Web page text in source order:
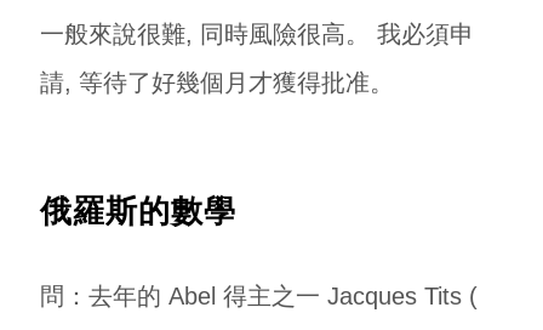
一般來說很難, 同時風險很高。 我必須申
請, 等待了好幾個月才獲得批准。
俄羅斯的數學
問：去年的 Abel 得主之一 Jacques Tits (